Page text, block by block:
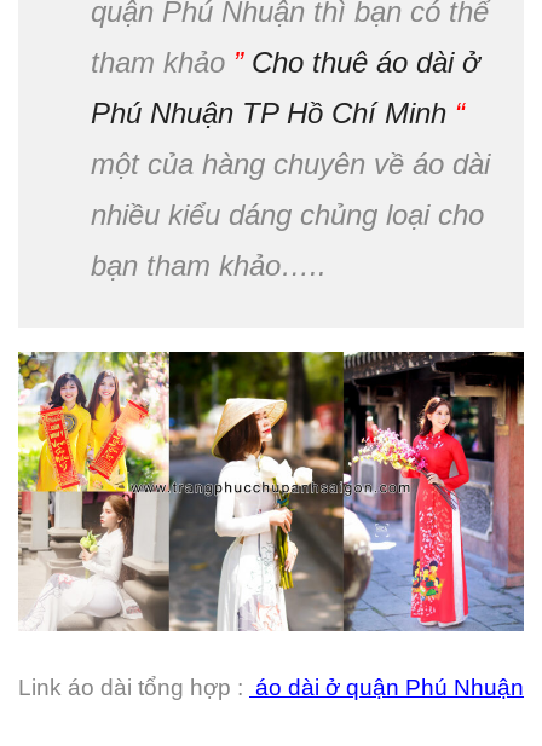
quận Phú Nhuận thì bạn có thể
tham khảo ” Cho thuê áo dài ở
Phú Nhuận TP Hồ Chí Minh “
một của hàng chuyên về áo dài
nhiều kiểu dáng chủng loại cho
bạn tham khảo…..
Link áo dài tổng hợp : áo dài ở quận Phú Nhuận